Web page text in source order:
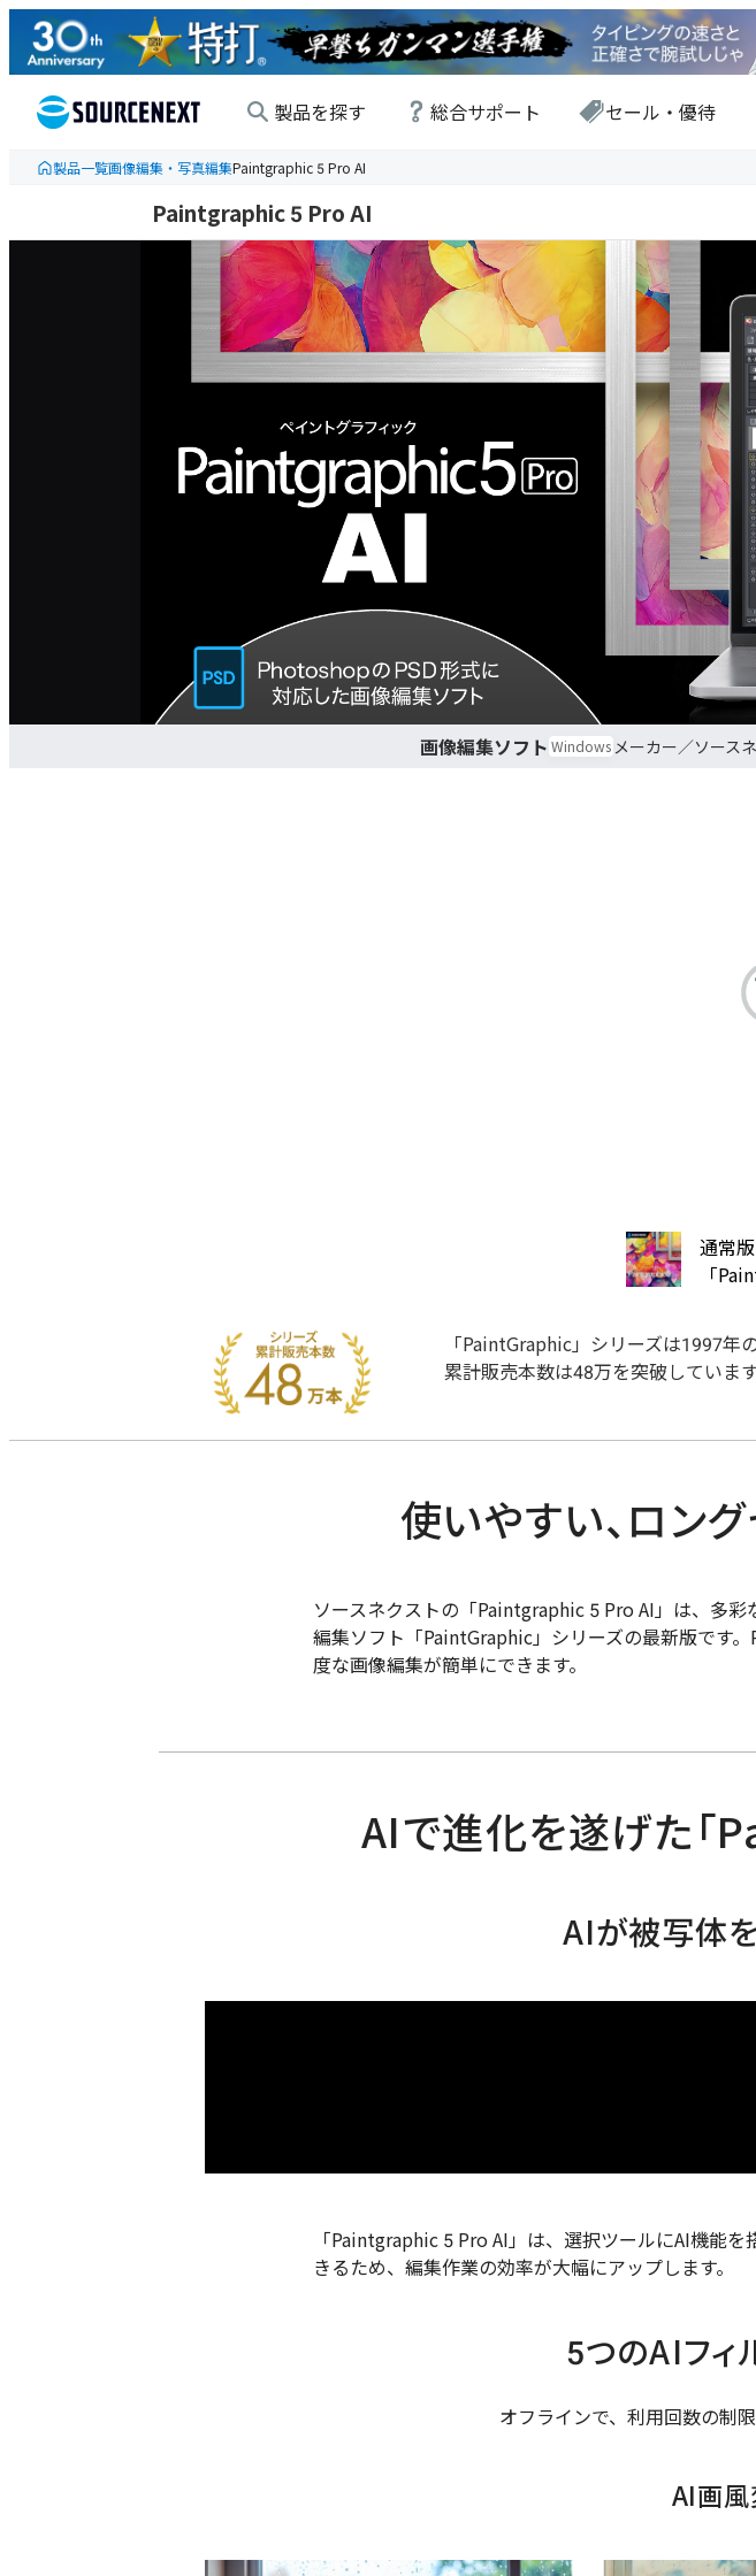
製品を探す 総合サポート セール・優待
製品一覧画像編集・写真編集Paintgraphic 5 Pro AI
Paintgraphic 5 Pro AI
画像編集ソフト Windows ソース
通常
「
「PaintGraphic」シリーズは1997年
累計販売本数は48万を突破していま
使いやすい、ロン
ソースネクストの「Paintgraphic 5 Pro AI」は、多
編集ソフト「PaintGraphic」シリーズの最新版です
度な画像編集が簡単にできます。
AIで進化を遂げた
AIが被写体
「Paintgraphic 5 Pro AI」は、選択ツールにAI機能
きるため、編集作業の効率が大幅にアップします。
5つのAIフィ
オフラインで、利用回数の制
AI画